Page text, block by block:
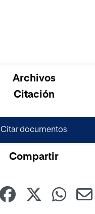
Archivos
Citación
Citar documentos
Compartir